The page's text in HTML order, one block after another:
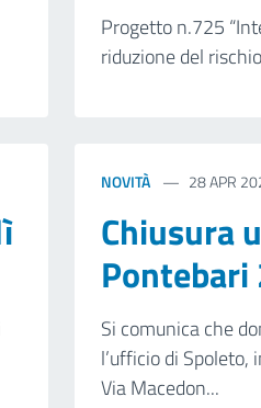
Progetto n.725
riduzione del
NOVITÀ 28 APR
Chiusura
Si comunica che
l’ufficio di Spoleto,
Via Macedon...